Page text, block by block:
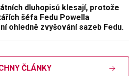
dluhopisů klesají, protože
šéfa Fedu Powella
ohledně zvyšování sazeb Fedu.
ČLÁNKY